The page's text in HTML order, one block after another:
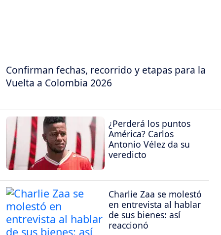
Confirman fechas, recorrido y etapas para la
Vuelta a Colombia 2026
¿Perderá los puntos
América? Carlos
Antonio Vélez da su
veredicto
Charlie Zaa se molestó
en entrevista al hablar
de sus bienes: así
reaccionó